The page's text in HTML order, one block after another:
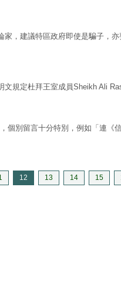
，建議特區政府即使是騙子，亦
規定杜拜王室成員Sheikh Ali
個別留言十分特別，例如「連《
12 13 14 15